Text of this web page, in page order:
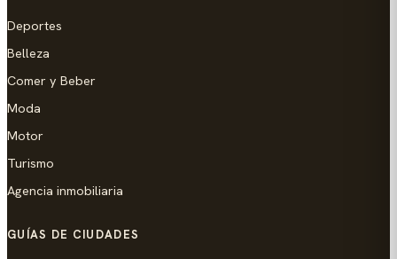
Deportes
Belleza
Comer y Beber
Moda
Motor
Turismo
Agencia inmobiliaria
GUÍAS DE CIUDADES